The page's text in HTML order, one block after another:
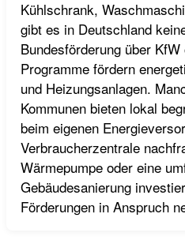
Kühlschrank,
gibt es in Deutschland
Bundesförderung über
Programme fördern
und Heizungsanlagen.
Kommunen bieten lokal
beim eigenen
Verbraucherzentrale
Wärmepumpe oder eine
Gebäudesanierung
Förderungen in Anspruch